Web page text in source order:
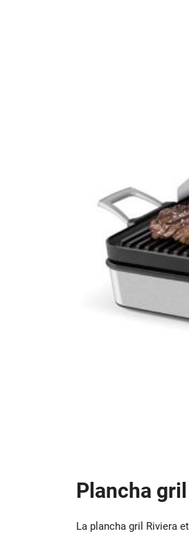
Plancha
La plancha gril Riviera